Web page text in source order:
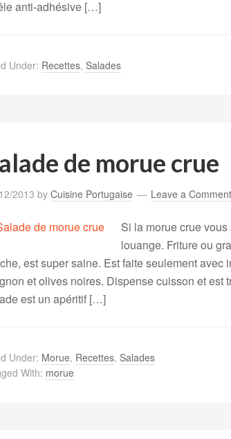
anti-adhésive […]
Under: Recettes, Salades
de morue crue
2013 by Cuisine Portugaise Leave a Comment
Si la morue crue
louange. Friture ou
est super saine. Est faite seulement avec
et olives noires. Dispense cuisson et est
est un apéritif […]
Under: Morue, Recettes, Salades
With: morue